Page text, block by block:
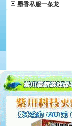
墨香私服一条龙